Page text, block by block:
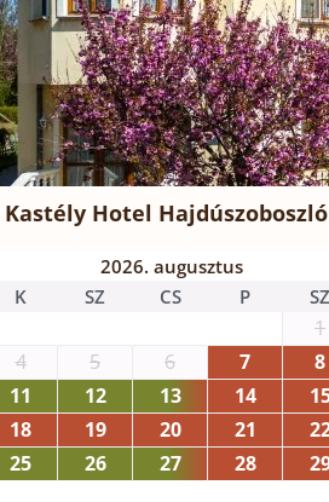
Hotel Hajdúszoboszló
2026. augusztus
K SZ CS P SZ
1
4 5 6 7 8
11 12 13 14
18 19 20 21
25 26 27 28